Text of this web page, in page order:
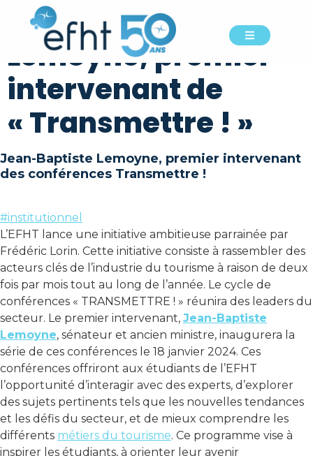
Jean-Baptiste
Lemoyne, premier
intervenant de
« Transmettre ! »
Jean-Baptiste Lemoyne, premier intervenant
des conférences Transmettre !
#institutionnel
L’EFHT lance une initiative ambitieuse parrainée par
Frédéric Lorin. Cette initiative consiste à rassembler des
acteurs clés de l’industrie du tourisme à raison de deux
fois par mois tout au long de l’année. Le cycle de
conférences « TRANSMETTRE ! » réunira des leaders du
secteur. Le premier intervenant, Jean-Baptiste
Lemoyne, sénateur et ancien ministre, inaugurera la
série de ces conférences le 18 janvier 2024. Ces
conférences offriront aux étudiants de l’EFHT
l’opportunité d’interagir avec des experts, d’explorer
des sujets pertinents tels que les nouvelles tendances
et les défis du secteur, et de mieux comprendre les
différents métiers du tourisme. Ce programme vise à
inspirer les étudiants, à orienter leur avenir